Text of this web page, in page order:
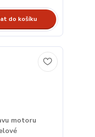
do košíku